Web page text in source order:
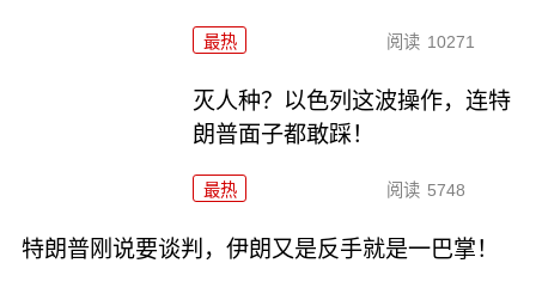
最热 阅读 10271
灭人种？以色列这波操作，连特
朗普面子都敢踩！
最热 阅读 5748
特朗普刚说要谈判，伊朗又是反手就是一巴掌！